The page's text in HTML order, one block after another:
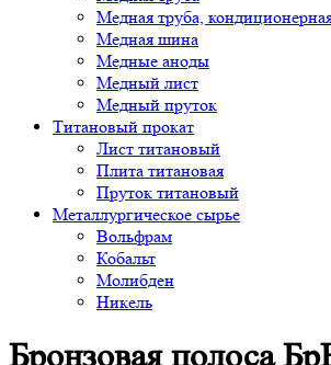
Медная труба,
Медная шина
Медные аноды
Медный лист
Медный пруток
Титановый прокат
Лист титановый
Плита титановая
Пруток титановый
Металлургическое сырье
Вольфрам
Кобальт
Молибден
Никель
Бронзовая полоса